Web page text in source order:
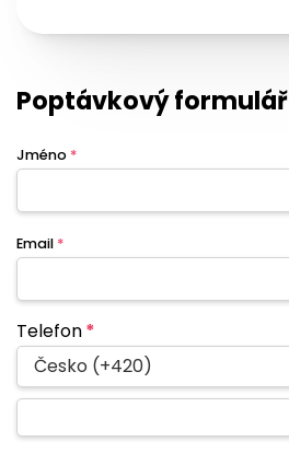
Poptávkový formulář
Jméno *
Email *
Telefon*
Česko (+420)